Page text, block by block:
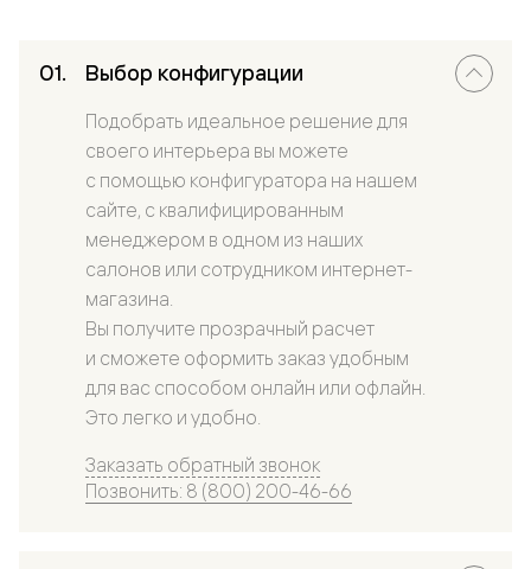
Выбор конфигурации
Подобрать идеальное решение для
своего интерьера вы можете
с помощью конфигуратора на нашем
сайте, с квалифицированным
менеджером в одном из наших
салонов или сотрудником интернет-
магазина.
Вы получите прозрачный расчет
и сможете оформить заказ удобным
для вас способом онлайн или офлайн.
Это легко и удобно.
Заказать обратный звонок
Позвонить: 8 (800) 200-46-66